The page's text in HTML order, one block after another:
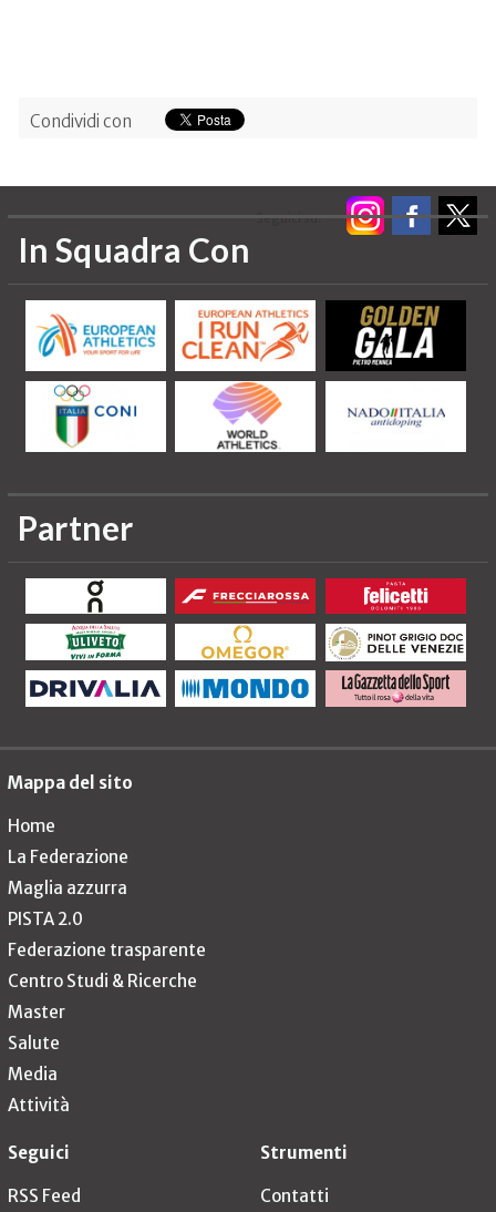
Condividi con
Seguici su:
In Squadra Con
Partner
Mappa del sito
Home
La Federazione
Maglia azzurra
PISTA 2.0
Federazione trasparente
Centro Studi & Ricerche
Master
Salute
Media
Attività
Seguici
RSS Feed
Strumenti
Contatti